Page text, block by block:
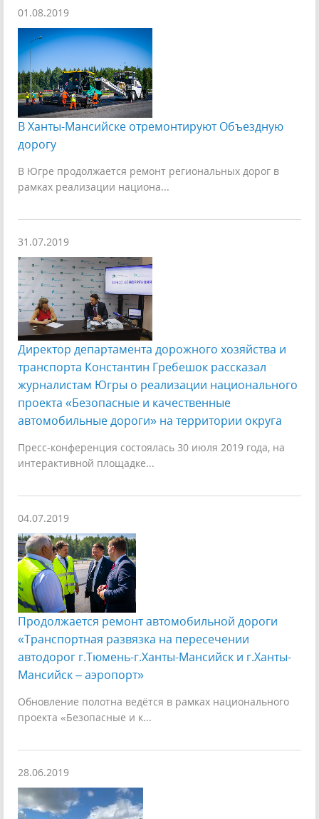
01.08.2019
В Ханты-Мансийске отремонтируют Объездную
дорогу
В Югре продолжается ремонт региональных дорог в
рамках реализации национа...
31.07.2019
Директор департамента дорожного хозяйства и
транспорта Константин Гребешок рассказал
журналистам Югры о реализации национального
проекта «Безопасные и качественные
автомобильные дороги» на территории округа
Пресс-конференция состоялась 30 июля 2019 года, на
интерактивной площадке...
04.07.2019
Продолжается ремонт автомобильной дороги
«Транспортная развязка на пересечении
автодорог г.Тюмень-г.Ханты-Мансийск и г.Ханты-
Мансийск – аэропорт»
Обновление полотна ведётся в рамках национального
проекта «Безопасные и к...
28.06.2019